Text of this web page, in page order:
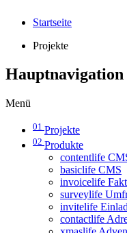
Startseite
Projekte
Hauptnavigation
Menü
01 Projekte
02 Produkte
contentlife
basiclife CMS
invoicelife
surveylife
invitelife
contactlife